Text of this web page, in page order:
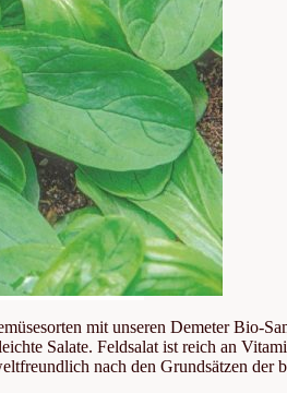
DEMETER
MENGE
mit unseren Demeter Bio-
Salate. Feldsalat ist reich an
nach den Grundsätzen der